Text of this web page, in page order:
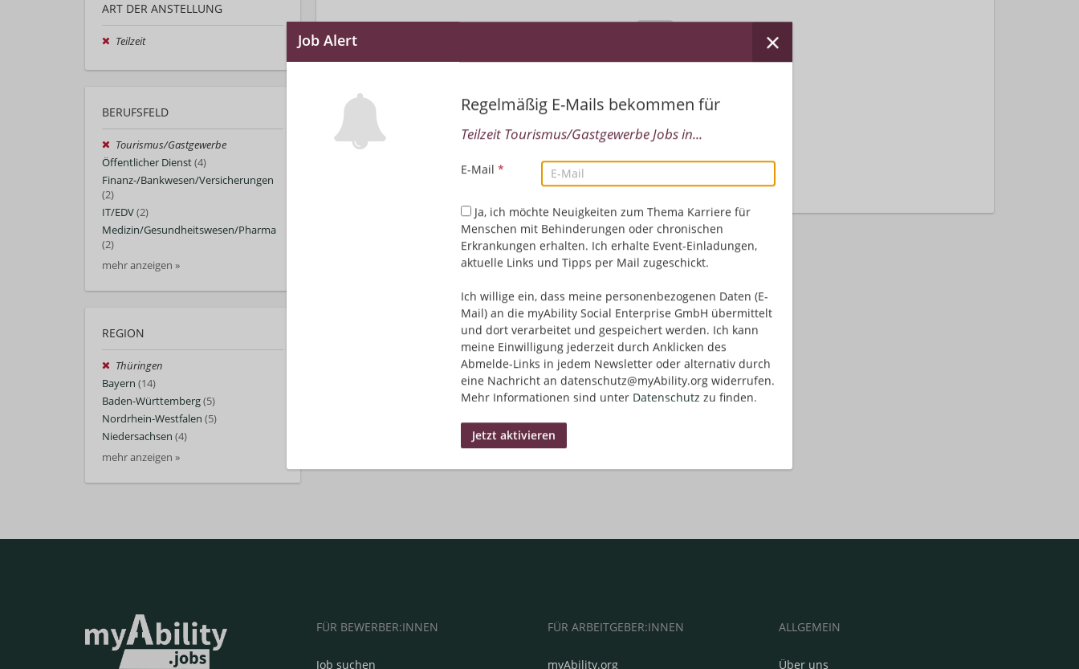
ART DER ANSTELLUNG
Teilzeit
BERUFSFELD
Tourismus/Gastgewerbe
Öffentlicher Dienst(4)
Finanz-/Bankwesen/Versicherungen
(2)
IT/EDV(2)
Medizin/Gesundheitswesen/Pharma
(2)
mehr anzeigen »
REGION
Thüringen
Bayern (14)
Baden-Württemberg(5)
Nordrhein-Westfalen (5)
Niedersachsen (4)
mehr anzeigen »
Regelmäßig E-Mails bekommen für
Teilzeit Tourismus/Gastgewerbe Jobs in...
E-Mail *
Ja, ich möchte Neuigkeiten zum Thema Karriere für
Menschen mit Behinderungen oder chronischen
Erkrankungen erhalten. Ich erhalte Event-Einladungen,
aktuelle Links und Tipps per Mail zugeschickt.
Ich willige ein, dass meine personenbezogenen Daten (E-
Mail) an die myAbility Social Enterprise GmbH übermittelt
und dort verarbeitet und gespeichert werden. Ich kann
meine Einwilligung jederzeit durch Anklicken des
Abmelde-Links in jedem Newsletter oder alternativ durch
eine Nachricht an datenschutz@myAbility.org widerrufen.
Mehr Informationen sind unter Datenschutz zu finden.
Leider keine Jobs gefunden.
Neue Suche starten
FÜR BEWERBER:INNEN
Job suchen
FÜR ARBEITGEBER:INNEN
myAbility.org
ALLGEMEIN
Über uns